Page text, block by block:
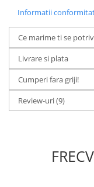
Informatii
Ce marime ti se
Livrare si plata
Cumperi fara griji!
Review-uri(9)